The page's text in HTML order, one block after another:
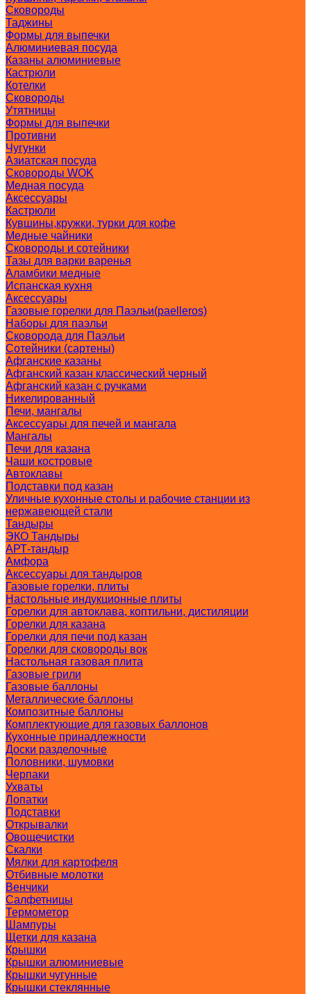
Сковороды
Таджины
Формы для выпечки
Алюминиевая посуда
Казаны алюминиевые
Кастрюли
Котелки
Сковороды
Утятницы
Формы для выпечки
Противни
Чугунки
Азиатская посуда
Сковороды WOK
Медная посуда
Аксессуары
Кастрюли
Кувшины,кружки, турки для кофе
Медные чайники
Сковороды и сотейники
Тазы для варки варенья
Аламбики медные
Испанская кухня
Аксессуары
Газовые горелки для Паэльи(paelleros)
Наборы для паэльи
Сковорода для Паэльи
Сотейники (сартены)
Афганские казаны
Афганский казан классический черный
Афганский казан с ручками
Никелированный
Печи, мангалы
Аксессуары для печей и мангала
Мангалы
Печи для казана
Чаши костровые
Автоклавы
Подставки под казан
Уличные кухонные столы и рабочие станции из
нержавеющей стали
Тандыры
ЭКО Тандыры
АРТ-тандыр
Амфора
Аксессуары для тандыров
Газовые горелки, плиты
Настольные индукционные плиты
Горелки для автоклава, коптильни, дистиляции
Горелки для казана
Горелки для печи под казан
Горелки для сковороды вок
Настольная газовая плита
Газовые грили
Газовые баллоны
Металлические баллоны
Композитные баллоны
Комплектующие для газовых баллонов
Кухонные принадлежности
Доски разделочные
Половники, шумовки
Черпаки
Ухваты
Лопатки
Подставки
Открывалки
Овощечистки
Скалки
Мялки для картофеля
Отбивные молотки
Венчики
Салфетницы
Термометор
Шампуры
Щетки для казана
Крышки
Крышки алюминиевые
Крышки чугунные
Крышки стеклянные